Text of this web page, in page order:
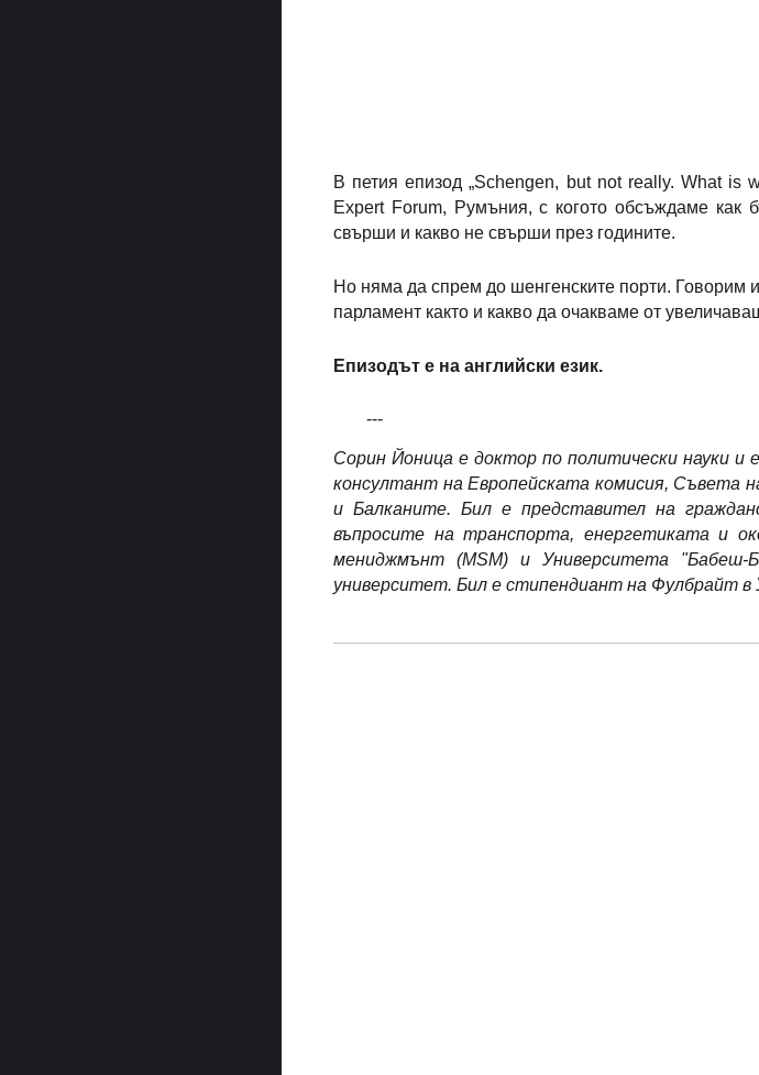
В петия епизод „Schengen, but not really. What is
Expert Forum, Румъния, с когото обсъждаме как
свърши и какво не свърши през годините.
Но няма да спрем до шенгенските порти. Говорим
парламент както и какво да очакваме от
Епизодът е на английски език.
---
Сорин Йоница е доктор по политически науки
консултант на Европейската комисия, Съвета
и Балканите. Бил е представител на
въпросите на транспорта, енергетиката и
мениджмънт (MSM) и Университета "Бабеш-
университет. Бил е стипендиант на Фулбрайт